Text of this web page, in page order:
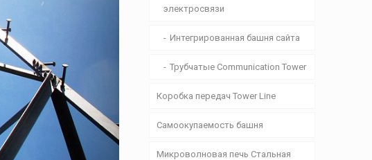
электросвязи
Интегрированная башня сайта
Трубчатые Communication Tower
Коробка передач Tower Line
Самоокупаемость башня
Микроволновая печь Стальная